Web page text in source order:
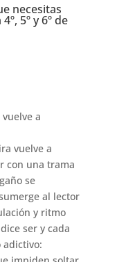
necesitas
5º y 6º de
a